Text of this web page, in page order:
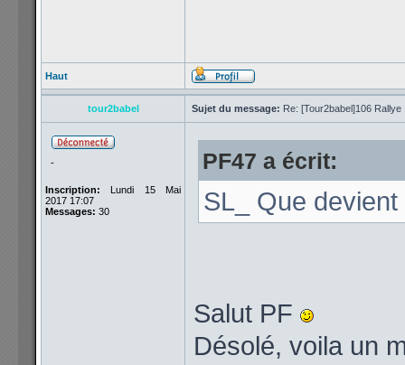
Haut
tour2babel Sujet du message: Re: [Tour2babel]106 Rallye
-
Inscription: Lundi 15 Mai
2017 17:07
Messages: 30
PF47 a écrit:
SL_ Que
Salut PF
Désolé, voila un